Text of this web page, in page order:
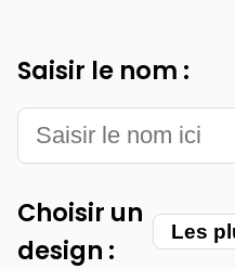
Saisir le nom :
Choisir un
design :
Choisir